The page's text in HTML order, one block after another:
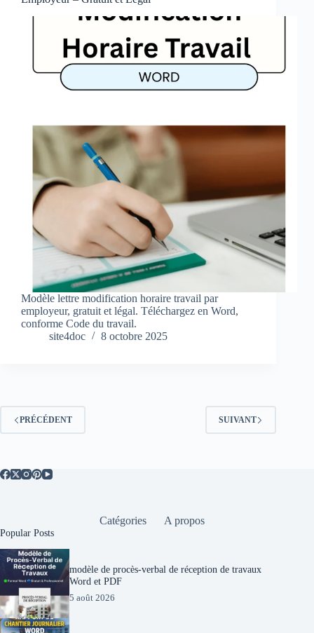
Modèle lettre modification horaire travail par
employeur, gratuit et légal. Téléchargez en Word,
conforme Code du travail.
site4doc
8 octobre 2025
PRÉCÉDENT SUIVANT
Catégories A propos
Popular Posts
modèle de procès-verbal de réception de travaux
Word et PDF
5 août 2026